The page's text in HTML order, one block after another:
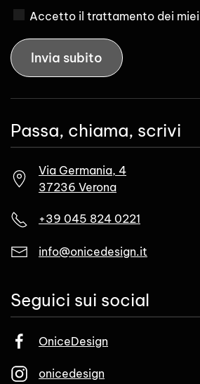
Accetto il trattamento dei
Invia subito
Passa, chiama, scrivi
Via Germania, 4
37236 Verona
+39 045 824 0221
info@onicedesign.it
Seguici sui social
OniceDesign
onicedesign